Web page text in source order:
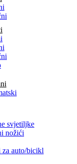
svjetiljke
nožići
za auto/bicikl